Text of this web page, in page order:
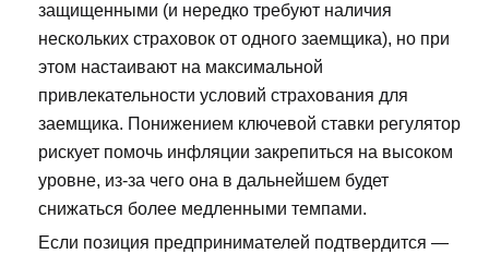
защищенными (и нередко требуют наличия
нескольких страховок от одного заемщика), но при
этом настаивают на максимальной
привлекательности условий страхования для
заемщика. Понижением ключевой ставки регулятор
рискует помочь инфляции закрепиться на высоком
уровне, из-за чего она в дальнейшем будет
снижаться более медленными темпами.
Если позиция предпринимателей подтвердится —